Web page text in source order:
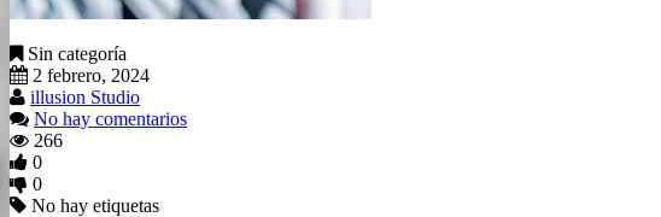
Sin categoría
2 febrero, 2024
illusion Studio
No hay comentarios
266
0
0
No hay etiquetas